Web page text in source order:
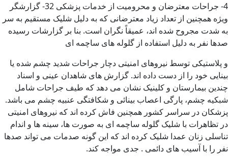
4- جراحات معترضان و محرومیت از خدمات پزشکی 32- گزارشگر
ویژه همچنین از تعداد زیاد معترضانی که به دلیل شلیک مستقیم به سر
به شدت مجروح شده اند، عمیقاً نگران است. بنا بر گزارشات رسیده
صدها نفر به دلیل استفاده از گلوله های ساچمه ای
و پلاستیکی توسط نیروهای امنیتی دچار جراحات شدید چشم شده یا
بینایی خود را از دست داده اند. گزارش های شاهدان عینی و اسناد
چندین بیمارستان و کلینیک نشان می دهد که طیف جراحات شامل
شبکیه چشم، پارگی اعصاب بینائی و شکافتگی عنبیه چشم می باشد.
پزشکان در سراسر کشور همچنین فاش کرده اند که نیروهای امنیتی
در تظاهرات با شلیک گلوله ساچمه ای به صورت ها، سینه ها و اندام
تناسلی زنان عمدا شلیک کرده اند که این گونه صدمات می تواند صدها
نفر را با آسیب های دائمی . جدی مواجه کند.